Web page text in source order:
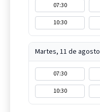
07:30
10:30
Martes, 11 de agosto
07:30
10:30